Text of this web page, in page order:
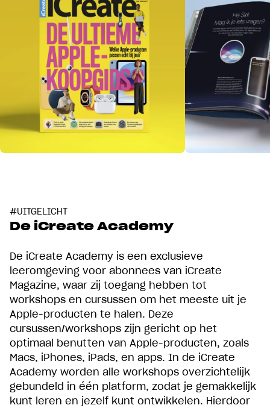
#UITGELICHT
De iCreate Academy
De iCreate Academy is een exclusieve
leeromgeving voor abonnees van iCreate
Magazine, waar zij toegang hebben tot
workshops en cursussen om het meeste uit je
Apple-producten te halen. Deze
cursussen/workshops zijn gericht op het
optimaal benutten van Apple-producten, zoals
Macs, iPhones, iPads, en apps. In de iCreate
Academy worden alle workshops overzichtelijk
gebundeld in één platform, zodat je gemakkelijk
kunt leren en jezelf kunt ontwikkelen. Hierdoor